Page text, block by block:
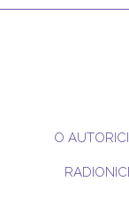
O AUTORICI